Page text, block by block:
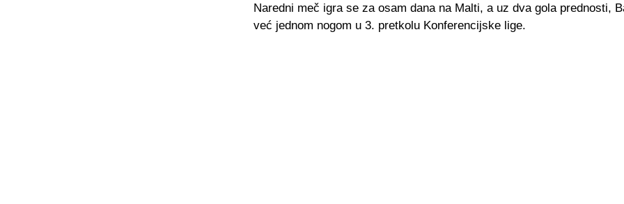
Naredni meč igra se za osam dana na Malti, a uz dva gola prednosti,
već jednom nogom u 3. pretkolu Konferencijske lige.